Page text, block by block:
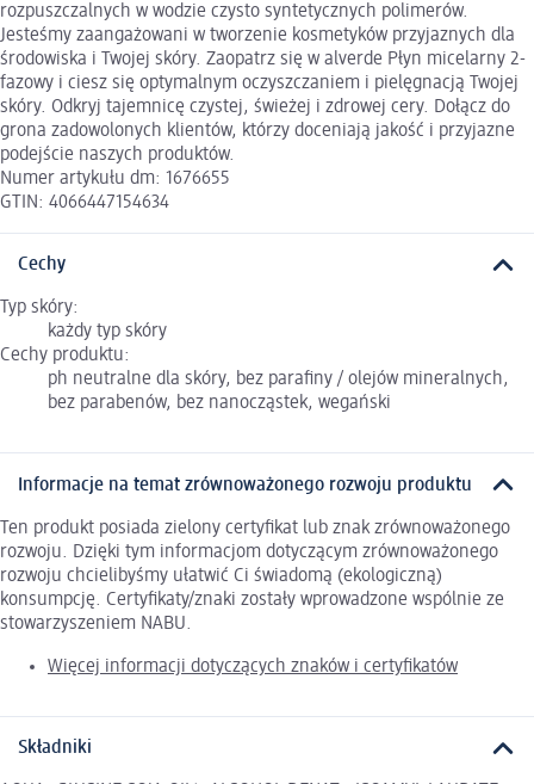
rozpuszczalnych w wodzie czysto syntetycznych polimerów.
Jesteśmy zaangażowani w tworzenie kosmetyków przyjaznych dla
środowiska i Twojej skóry. Zaopatrz się w alverde Płyn micelarny 2-
fazowy i ciesz się optymalnym oczyszczaniem i pielęgnacją Twojej
skóry. Odkryj tajemnicę czystej, świeżej i zdrowej cery. Dołącz do
grona zadowolonych klientów, którzy doceniają jakość i przyjazne
podejście naszych produktów.
Numer artykułu dm: 1676655
GTIN: 4066447154634
Cechy
Typ skóry:
każdy typ skóry
Cechy produktu:
ph neutralne dla skóry, bez parafiny / olejów mineralnych,
bez parabenów, bez nanocząstek, wegański
Informacje na temat zrównoważonego rozwoju produktu
Ten produkt posiada zielony certyfikat lub znak zrównoważonego
rozwoju. Dzięki tym informacjom dotyczącym zrównoważonego
rozwoju chcielibyśmy ułatwić Ci świadomą (ekologiczną)
konsumpcję. Certyfikaty/znaki zostały wprowadzone wspólnie ze
stowarzyszeniem NABU.
Więcej informacji dotyczących znaków i certyfikatów
Składniki